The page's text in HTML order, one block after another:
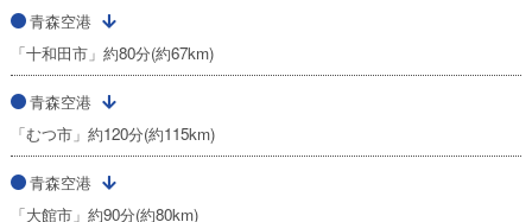
青森空港
「十和田市」約80分(約67km)
青森空港
「むつ市」約120分(約115km)
青森空港
「大館市」約90分(約80km)